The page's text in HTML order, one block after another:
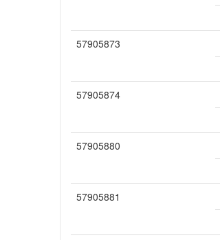
57905873
57905874
57905880
57905881